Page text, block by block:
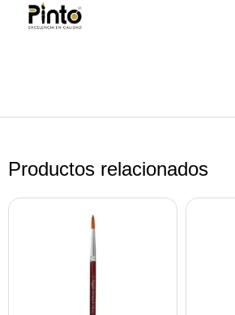
Productos relacionados